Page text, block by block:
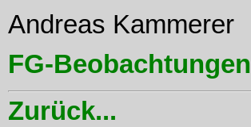
Andreas Kammerer
FG-Beobachtungen
Zurück...